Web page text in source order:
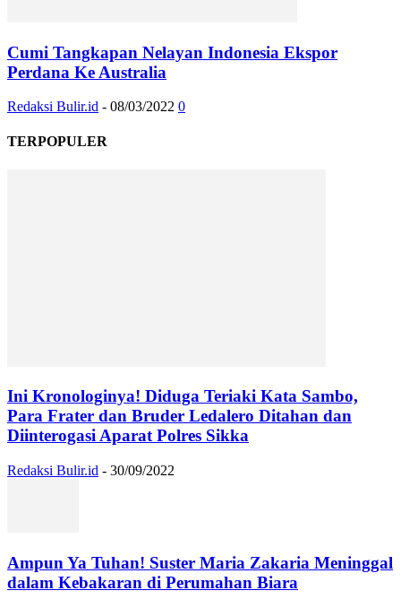
Cumi Tangkapan Nelayan Indonesia Ekspor
Perdana Ke Australia
Redaksi Bulir.id - 08/03/2022 0
TERPOPULER
Ini Kronologinya! Diduga Teriaki Kata Sambo,
Para Frater dan Bruder Ledalero Ditahan dan
Diinterogasi Aparat Polres Sikka
Redaksi Bulir.id - 30/09/2022
Ampun Ya Tuhan! Suster Maria Zakaria Meninggal
dalam Kebakaran di Perumahan Biara